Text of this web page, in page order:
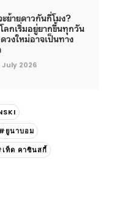
ะย้ายดาวกันกี่โมง?
ลกเริ่มอยู่ยากขึ้นทุกวัน
วงใหม่อาจเป็นทาง
July 2026
ยูนาบอม
ท็ด คาซินสกี้